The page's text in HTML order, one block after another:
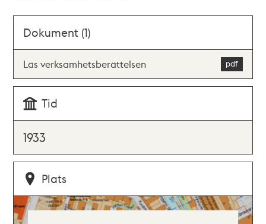
Dokument (1)
Läs verksamhetsberättelsen
Tid
1933
Plats